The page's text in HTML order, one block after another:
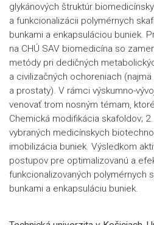
glykánových štruktúr
a funkcionalizácii polymérnych
bunkami a enkapsuláciou buniek.
na CHÚ SAV biomedicína so
metódy pri dedičných
a civilizačných ochoreniach
a prostaty). V rámci výskumno-
venovať trom nosným témam,
Chemická modifikácia skafoldov;
vybraných medicínskych
imobilizácia buniek. Výsledkom
postupov pre optimalizovanú a
funkcionalizovaných polymérnych
bunkami a enkapsuláciu buniek.